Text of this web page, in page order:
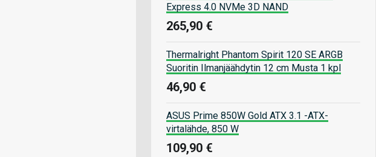
Express 4.0 NVMe 3D NAND
265,90 €
Thermalright Phantom Spirit 120 SE ARGB
Suoritin Ilmanjäähdytin 12 cm Musta 1 kpl
46,90 €
ASUS Prime 850W Gold ATX 3.1 -ATX-
virtalähde, 850 W
109,90 €